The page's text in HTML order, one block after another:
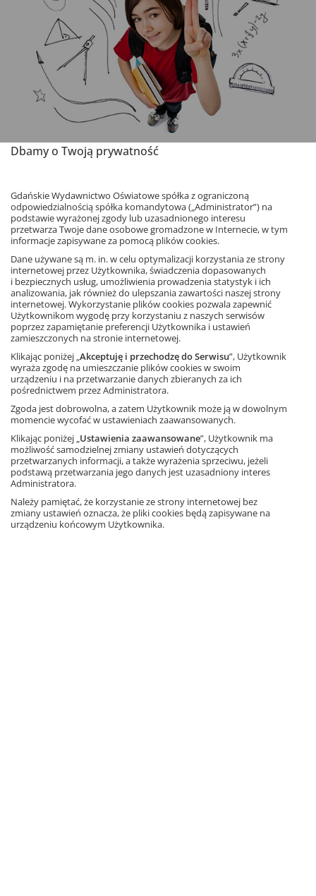
i poprawić ich koncentrację?
Do niektórych zadań mam wielu ochotników – są
multimedialne i można je rozwiązać za pomocą myszki
albo po prostu palcem. Filmy, animacje i dźwięki też
aktywizują. Motywacja sama płynie z ekranu.
Praca z multipodręcznikiem na lekcji jest dla moich
uczniów ciekawsza, a ja mogę łatwiej utrzymać ich uwagę.
Mam pewność, że wszyscy mają przed oczami podręcznik,
a nie widok z okna.
Dbamy o Twoją prywatność
Gdańskie Wydawnictwo Oświatowe spółka z ograniczoną
odpowiedzialnością spółka komandytowa („Administrator”) na
podstawie wyrażonej zgody lub uzasadnionego interesu
przetwarza Twoje dane osobowe gromadzone w Internecie, w tym
informacje zapisywane za pomocą plików cookies.
Dane używane są m. in. w celu optymalizacji korzystania ze strony
internetowej przez Użytkownika, świadczenia dopasowanych
i bezpiecznych usług, umożliwienia prowadzenia statystyk i ich
analizowania, jak również do ulepszania zawartości naszej strony
internetowej. Wykorzystanie plików cookies pozwala zapewnić
Użytkownikom wygodę przy korzystaniu z naszych serwisów
poprzez zapamiętanie preferencji Użytkownika i ustawień
zamieszczonych na stronie internetowej.
Klikając poniżej „ Akceptuję i przechodzę do Serwisu”, Użytkownik
wyraża zgodę na umieszczanie plików cookies w swoim
urządzeniu i na przetwarzanie danych zbieranych za ich
pośrednictwem przez Administratora.
Zgoda jest dobrowolna, a zatem Użytkownik może ją w dowolnym
momencie wycofać w ustawieniach zaawansowanych.
Klikając poniżej „ Ustawienia zaawansowane”, Użytkownik ma
możliwość samodzielnej zmiany ustawień dotyczących
przetwarzanych informacji, a także wyrażenia sprzeciwu, jeżeli
podstawą przetwarzania jego danych jest uzasadniony interes
Administratora.
Należy pamiętać, że korzystanie ze strony internetowej bez
zmiany ustawień oznacza, że pliki cookies będą zapisywane na
urządzeniu końcowym Użytkownika.